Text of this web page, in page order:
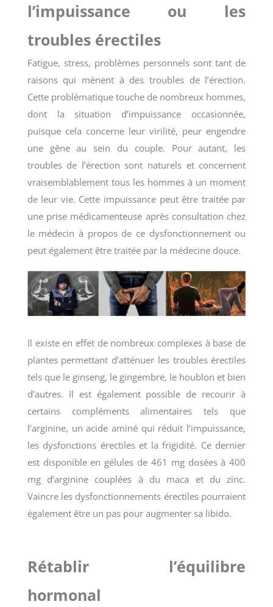
l’impuissance ou les
troubles érectiles
Fatigue, stress, problèmes personnels sont tant de
raisons qui mènent à des troubles de l’érection.
Cette problématique touche de nombreux hommes,
dont la situation d’impuissance occasionnée,
puisque cela concerne leur virilité, peur engendre
une gêne au sein du couple. Pour autant, les
troubles de l’érection sont naturels et concernent
vraisemblablement tous les hommes à un moment
de leur vie. Cette impuissance peut être traitée par
une prise médicamenteuse après consultation chez
le médecin à propos de ce dysfonctionnement ou
peut également être traitée par la médecine douce.
Il existe en effet de nombreux complexes à base de
plantes permettant d’atténuer les troubles érectiles
tels que le ginseng, le gingembre, le houblon et bien
d’autres. Il est également possible de recourir à
certains compléments alimentaires tels que
l’arginine, un acide aminé qui réduit l’impuissance,
les dysfonctions érectiles et la frigidité. Ce dernier
est disponible en gélules de 461 mg dosées à 400
mg d’arginine couplées à du maca et du zinc.
Vaincre les dysfonctionnements érectiles pourraient
également être un pas pour augmenter sa libido.
Rétablir l’équilibre
hormonal